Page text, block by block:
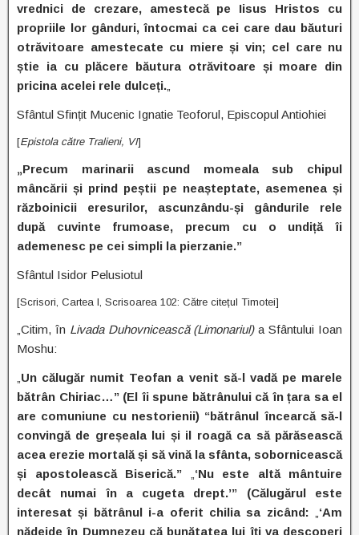
vrednici de crezare, amestecă pe Iisus Hristos cu
propriile lor gânduri, întocmai ca cei care dau băuturi
otrăvitoare amestecate cu miere și vin; cel care nu
știe ia cu plăcere băutura otrăvitoare și moare din
pricina acelei rele dulceți.
Sfântul Sfințit Mucenic Ignatie Teoforul, Episcopul Antiohiei
[Epistola către Tralieni, VI]
„Precum marinarii ascund momeala sub chipul
mâncării și prind peștii pe neașteptate, asemenea și
războinicii eresurilor, ascunzându-și gândurile rele
după cuvinte frumoase, precum cu o undiță îi
ademenesc pe cei simpli la pierzanie.”
Sfântul Isidor Pelusiotul
[Scrisori, Cartea I, Scrisoarea 102: Către citețul Timotei]
„Citim, în Livada Duhovnicească (Limonariul)a Sfântului Ioan
Moshu:
Un călugăr numit Teofan a venit să-l vadă pe marele
bătrân Chiriac…” (El îi spune bătrânului că în țara sa el
are comuniune cu nestorienii) “bătrânul încearcă să-l
convingă de greșeala lui și il roagă ca să părăsească
acea erezie mortală și să vină la sfânta, sobornicească
și apostolească Biserică.”
‘Nu este altă mântuire
decât numai în a cugeta drept.’” (Călugărul este
interesat și bătrânul i-a oferit chilia sa zicând:
‘Am
nădejde în Dumnezeu că bunătatea lui îți va descoperi